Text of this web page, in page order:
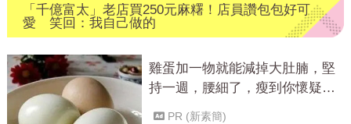
「千億富太」老店買250元麻糬！店員讚包包好可
愛 笑回：我自己做的
雞蛋加一物就能減掉大肚腩，堅
持一週，腰細了，瘦到你懷疑人
PR (新素簡)